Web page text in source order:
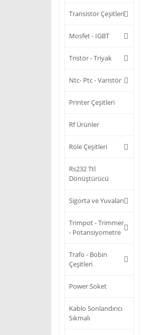
Transistör Çeşitleri
Mosfet - IGBT
Tristör - Triyak
Ntc- Ptc - Varistör
Printer Çeşitleri
Rf Ürünler
Röle Çeşitleri
Rs232 Ttl
Dönüştürücü
Sigorta ve Yuvaları
Trimpot - Trimmer
- Potansiyometre
Trafo - Bobin
Çeşitleri
Power Soket
Kablo Sonlandırıcı
Sıkmalı